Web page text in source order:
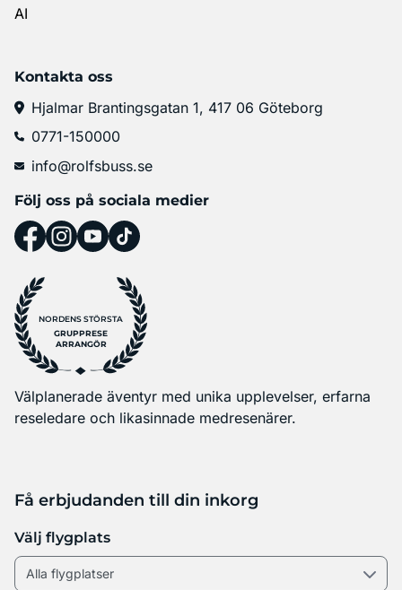
AI
Kontakta oss
Hjalmar Brantingsgatan 1, 417 06 Göteborg
0771-150000
info@rolfsbuss.se
Följ oss på sociala medier
NORDENS STÖRSTA
GRUPPRESE
ARRANGÖR
Välplanerade äventyr med unika upplevelser, erfarna
reseledare och likasinnade medresenärer.
Få erbjudanden till din inkorg
Välj flygplats